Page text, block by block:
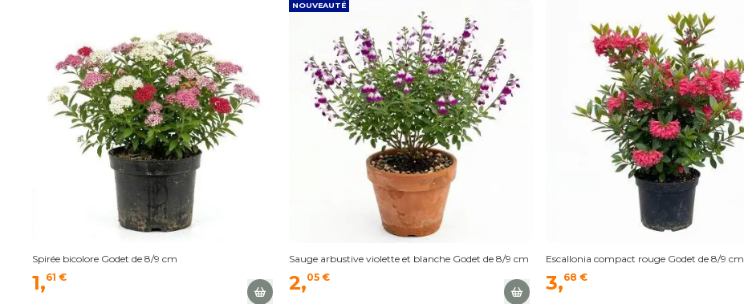
Spirée bicolore Godet de 8/9 cm
1,61 €
NOUVEAUTÉ
Sauge arbustive violette et blanche Godet de 8/9 cm
2,05 €
Escallonia compact rouge Godet de 8/9 cm
3,68 €